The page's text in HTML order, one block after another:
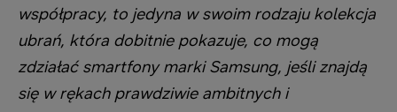
współpracy, to jedyna w swoim rodzaju kolekcja
ubrań, która dobitnie pokazuje, co mogą
zdziałać smartfony marki Samsung, jeśli znajdą
się w rękach prawdziwie ambitnych i